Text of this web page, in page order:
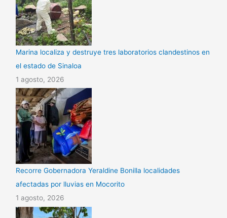
Marina localiza y destruye tres laboratorios clandestinos en
el estado de Sinaloa
1 agosto, 2026
Recorre Gobernadora Yeraldine Bonilla localidades
afectadas por lluvias en Mocorito
1 agosto, 2026